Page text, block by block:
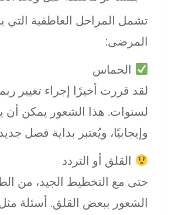
تشمل المراحل العاطفية التي
المرضى:
الحماس
لقد قررت أخيرًا إجراء تغيير
لسنوات. هذا الشعور يمكن أن
وإيجابيًا، ويُعتبر بداية فصل
القلق أو التردد
حتى مع التخطيط الجيد، من
الشعور ببعض القلق. أسئلة